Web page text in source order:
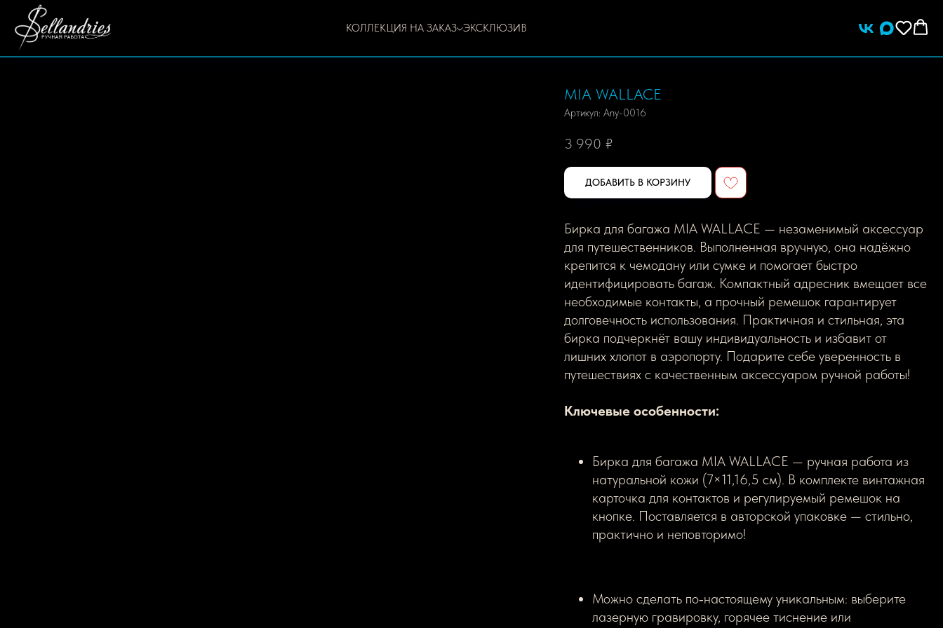
КОЛЛЕКЦИЯ НА ЗАКАЗ ЭКСКЛЮЗИВ
MIA WALLACE
Артикул: Any-0016
3 990 ₽
ДОБАВИТЬ В КОРЗИНУ
Бирка для багажа MIA WALLACE — незаменимый аксессуар
для путешественников. Выполненная вручную, она надёжно
крепится к чемодану или сумке и помогает быстро
идентифицировать багаж. Компактный адресник вмещает все
необходимые контакты, а прочный ремешок гарантирует
долговечность использования. Практичная и стильная, эта
бирка подчеркнёт вашу индивидуальность и избавит от
лишних хлопот в аэропорту. Подарите себе уверенность в
путешествиях с качественным аксессуаром ручной работы!
Ключевые особенности:
Бирка для багажа MIA WALLACE — ручная работа из
натуральной кожи (7×11,16,5 см). В комплекте винтажная
карточка для контактов и регулируемый ремешок на
кнопке. Поставляется в авторской упаковке — стильно,
практично и неповторимо!
Можно сделать по‑настоящему уникальным: выберите
лазерную гравировку, горячее тиснение или